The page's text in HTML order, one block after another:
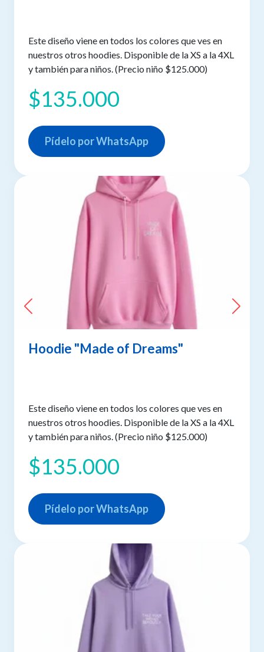
Este diseño viene en todos los colores que ves en
nuestros otros hoodies. Disponible de la XS a la 4XL
y también para niños. (Precio niño $125.000)
$135.000
Pídelo por WhatsApp
Hoodie "Made of Dreams"
Este diseño viene en todos los colores que ves en
nuestros otros hoodies. Disponible de la XS a la 4XL
y también para niños. (Precio niño $125.000)
$135.000
Pídelo por WhatsApp